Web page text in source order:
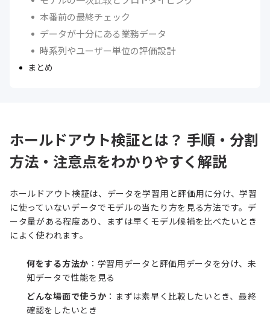
本番前の最終チェック
データが十分にある業務データ
時系列やユーザー単位の評価設計
まとめ
ホールドアウト検証とは？ 手順・分割
方法・注意点をわかりやすく解説
ホールドアウト検証は、データを学習用と評価用に分け、学習
に使っていないデータでモデルの当たり方を見る方法です。デ
ータ量がある程度あり、まずは早くモデル候補を比べたいとき
によく使われます。
何をする方法か ：学習用データと評価用データを分け、未
知データで性能を見る
どんな場面で使うか ：まずは素早く比較したいとき、最終
確認をしたいとき